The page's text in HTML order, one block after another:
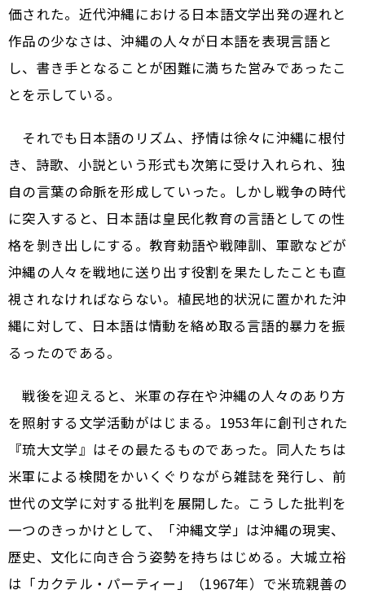
価された。近代沖縄における日本語文学出発の遅れと
作品の少なさは、沖縄の人々が日本語を表現言語と
し、書き手となることが困難に満ちた営みであったこ
とを示している。
それでも日本語のリズム、抒情は徐々に沖縄に根付
き、詩歌、小説という形式も次第に受け入れられ、独
自の言葉の命脈を形成していった。しかし戦争の時代
に突入すると、日本語は皇民化教育の言語としての性
格を剝き出しにする。教育勅語や戦陣訓、軍歌などが
沖縄の人々を戦地に送り出す役割を果たしたことも直
視されなければならない。植民地的状況に置かれた沖
縄に対して、日本語は情動を絡め取る言語的暴力を振
るったのである。
戦後を迎えると、米軍の存在や沖縄の人々のあり方
を照射する文学活動がはじまる。1953年に創刊された
『琉大文学』はその最たるものであった。同人たちは
米軍による検閲をかいくぐりながら雑誌を発行し、前
世代の文学に対する批判を展開した。こうした批判を
一つのきっかけとして、「沖縄文学」は沖縄の現実、
歴史、文化に向き合う姿勢を持ちはじめる。大城立裕
は「カクテル・パーティー」（1967年）で米琉親善の